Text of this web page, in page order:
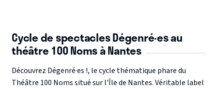
Cycle de spectacles Dégenré·es au
théâtre 100 Noms à Nantes
Découvrez Dégenré·es !, le cycle thématique phare du
Théâtre 100 Nomssitué sur l'Île de Nantes. Véritable label